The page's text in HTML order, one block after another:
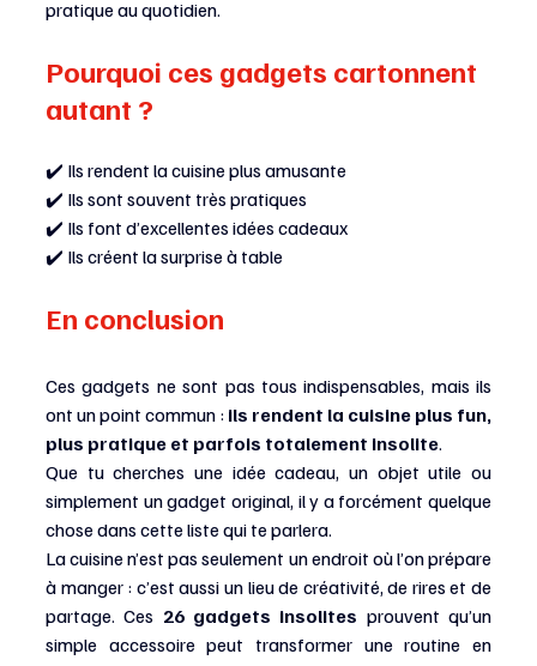
pratique au quotidien.
Pourquoi ces gadgets cartonnent
autant ?
✔️ Ils rendent la cuisine plus amusante
✔️ Ils sont souvent très pratiques
✔️ Ils font d’excellentes idées cadeaux
✔️ Ils créent la surprise à table
En conclusion
Ces gadgets ne sont pas tous indispensables, mais ils
ont un point commun : ils rendent la cuisine plus fun,
plus pratique et parfois totalement insolite.
Que tu cherches une idée cadeau, un objet utile ou
simplement un gadget original, il y a forcément quelque
chose dans cette liste qui te parlera.
La cuisine n’est pas seulement un endroit où l’on prépare
à manger : c’est aussi un lieu de créativité, de rires et de
partage. Ces 26 gadgets insolites prouvent qu’un
simple accessoire peut transformer une routine en